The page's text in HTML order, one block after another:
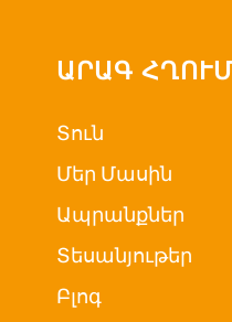
ԱՐԱԳ
Տուն
Մեր Մասին
Ապրանքներ
Տեսանյութեր
Բլոգ